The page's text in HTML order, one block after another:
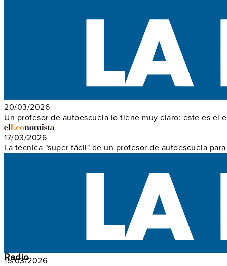
20/03/2026
Un profesor de autoescuela lo tiene muy claro: este es el
17/03/2026
La técnica "super fácil" de un profesor de autoescuela
15/03/2026
Radio